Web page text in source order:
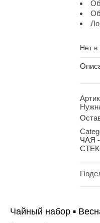
Нет в
ЧАЯ
Чайный набор ▪